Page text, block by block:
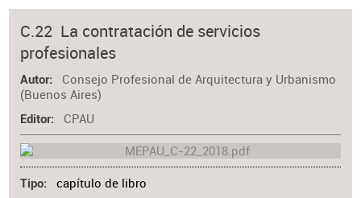
C.22 La contratación de servicios
profesionales
Autor
Consejo Profesional de Arquitectura y Urbanismo
(Buenos Aires)
Editor CPAU
Tipo capítulo de libro